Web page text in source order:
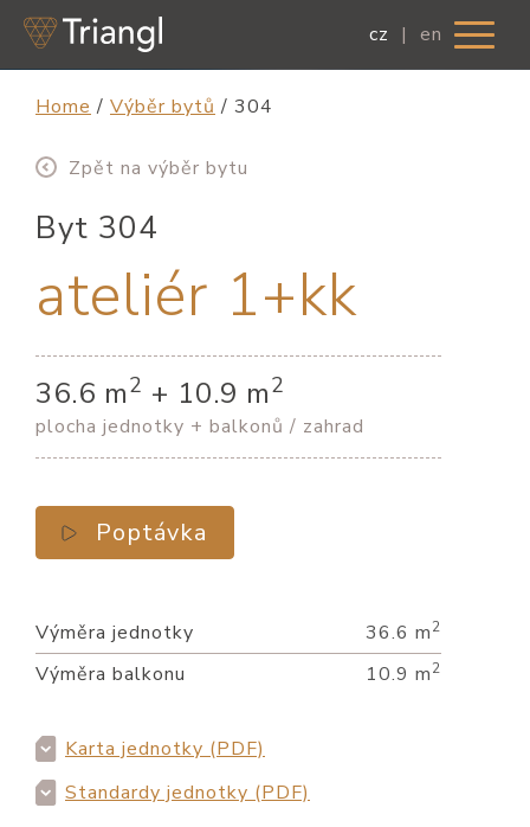
cz | en
Home / Výběr bytů / 304
Zpět na výběr bytu
Byt 304
ateliér 1+kk
36.6 m2 + 10.9 m2
plocha jednotky + balkonů / zahrad
Poptávka
Výměra jednotky 36.6 m2
Výměra balkonu 10.9 m2
Karta jednotky (PDF)
Standardy jednotky (PDF)